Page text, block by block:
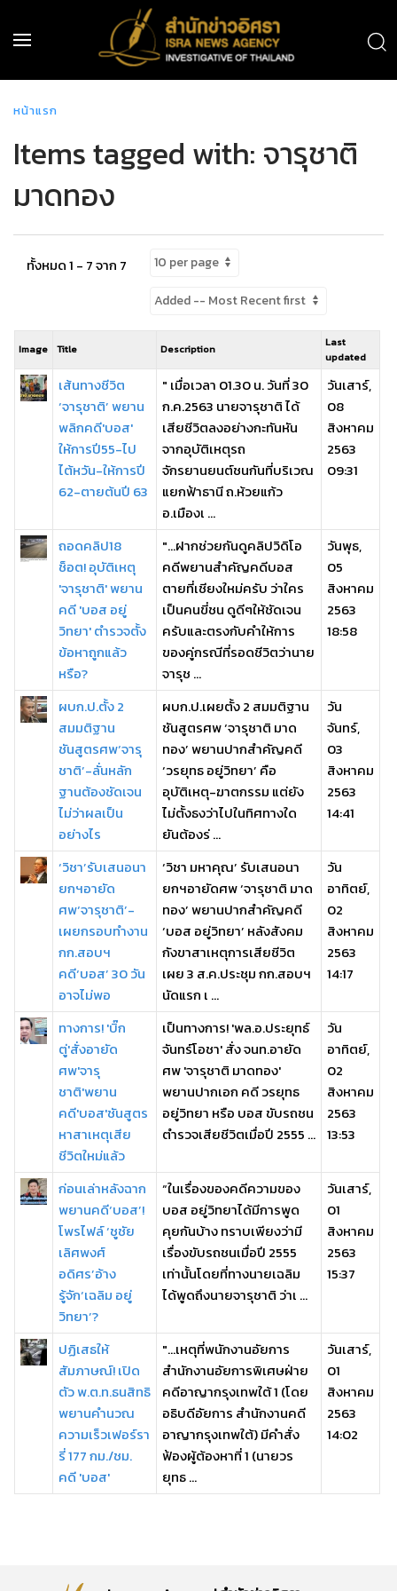
หน้าแรก
Items tagged with: จารุชาติ
มาดทอง
ทั้งหมด 1 - 7 จาก 7
Image Title Description
Last
updated
เส้นทางชีวิต
‘จารุชาติ’ พยาน
พลิกคดี'บอส'
ให้การปี55-ไป
ไต้หวัน-ให้การปี
62-ตายต้นปี 63
" เมื่อเวลา 01.30 น. วันที่ 30
ก.ค.2563 นายจารุชาติ ได้
เสียชีวิตลงอย่างกะทันหัน
จากอุบัติเหตุรถ
จักรยานยนต์ชนกันที่บริเวณ
แยกฟ้าธานี ถ.ห้วยแก้ว
อ.เมืองเ ...
วันเสาร์,
08
สิงหาคม
2563
09:31
ถอดคลิป18
ช็อต! อุบัติเหตุ
'จารุชาติ' พยาน
คดี 'บอส อยู่
วิทยา' ตำรวจตั้ง
ข้อหาถูกแล้ว
หรือ?
"...ฝากช่วยกันดูคลิปวิดิโอ
คดีพยานสำคัญคดีบอส
ตายที่เชียงใหม่ครับ ว่าใคร
เป็นคนขี่ชน ดูดีๆให้ชัดเจน
ครับและตรงกับคำให้การ
ของคู่กรณีที่รอดชีวิตว่านาย
จารุช ...
วันพุธ,
05
สิงหาคม
2563
18:58
ผบก.ป.ตั้ง 2
สมมติฐาน
ชันสูตรศพ‘จารุ
ชาติ’-ลั่นหลัก
ฐานต้องชัดเจน
ไม่ว่าผลเป็น
อย่างไร
ผบก.ป.เผยตั้ง 2 สมมติฐาน
ชันสูตรศพ ‘จารุชาติ มาด
ทอง’ พยานปากสำคัญคดี
‘วรยุทธ อยู่วิทยา’ คือ
อุบัติเหตุ-ฆาตกรรม แต่ยัง
ไม่ตั้งธงว่าไปในทิศทางใด
ยันต้องร่ ...
วัน
จันทร์,
03
สิงหาคม
2563
14:41
‘วิชา’รับเสนอนา
ยกฯอายัด
ศพ‘จารุชาติ’-
เผยกรอบทำงาน
กก.สอบฯ
คดี‘บอส’ 30 วัน
อาจไม่พอ
‘วิชา มหาคุณ’ รับเสนอนา
ยกฯอายัดศพ ‘จารุชาติ มาด
ทอง’ พยานปากสำคัญคดี
‘บอส อยู่วิทยา’ หลังสังคม
กังขาสาเหตุการเสียชีวิต
เผย 3 ส.ค.ประชุม กก.สอบฯ
นัดแรก เ ...
วัน
อาทิตย์,
02
สิงหาคม
2563
14:17
ทางการ! 'บิ๊ก
ตู่'สั่งอายัด
ศพ'จารุ
ชาติ'พยาน
คดี'บอส'ชันสูตร
หาสาเหตุเสีย
ชีวิตใหม่แล้ว
เป็นทางการ! 'พล.อ.ประยุทธ์
จันทร์โอชา' สั่ง จนท.อายัด
ศพ 'จารุชาติ มาดทอง'
พยานปากเอก คดี วรยุทธ
อยู่วิทยา หรือ บอส ขับรถชน
ตำรวจเสียชีวิตเมื่อปี 2555 ...
วัน
อาทิตย์,
02
สิงหาคม
2563
13:53
ก่อนเล่าหลังฉาก
พยานคดี‘บอส’!
โพรไฟล์ ‘ชูชัย
เลิศพงศ์
อดิศร’อ้าง
รู้จัก‘เฉลิม อยู่
วิทยา’?
“ในเรื่องของคดีความของ
บอส อยู่วิทยาได้มีการพูด
คุยกันบ้าง ทราบเพียงว่ามี
เรื่องขับรถชนเมื่อปี 2555
เท่านั้นโดยที่ทางนายเฉลิม
ได้พูดถึงนายจารุชาติ ว่าเ ...
วันเสาร์,
01
สิงหาคม
2563
15:37
ปฏิเสธให้
สัมภาษณ์! เปิด
ตัว พ.ต.ท.ธนสิทธิ
พยานคำนวณ
ความเร็วเฟอร์รา
รี่ 177 กม./ชม.
คดี 'บอส'
"...เหตุที่พนักงานอัยการ
สำนักงานอัยการพิเศษฝ่าย
คดีอาญากรุงเทพใต้ 1 (โดย
อธิบดีอัยการ สำนักงานคดี
อาญากรุงเทพใต้) มีคำสั่ง
ฟ้องผู้ต้องหาที่ 1 (นายวร
ยุทธ ...
วันเสาร์,
01
สิงหาคม
2563
14:02